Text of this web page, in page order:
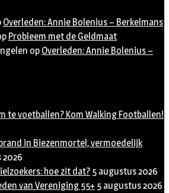
Overleden: Annie Bolenius – Berkelmans
Probleem met de Geldmaat
op Overleden: Annie Bolenius –
te voetballen? Kom Walking Footballen!
in Biezenmortel, vermoedelijk
2026
hoe zit dat? 5 augustus 2026
van Vereniging 55+ 5 augustus 2026